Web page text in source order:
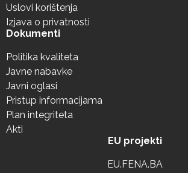
Uslovi korištenja
Izjava o privatnosti
Dokumenti
Politika kvaliteta
Javne nabavke
Javni oglasi
Pristup informacijama
Plan integriteta
Akti
EU projekti
EU.FENA.BA